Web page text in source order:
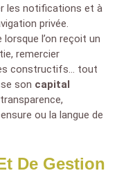
les notifications et à
privée.
lorsque l’on reçoit un
remercier
constructifs… tout
son capital
ou la langue de
De Gestion